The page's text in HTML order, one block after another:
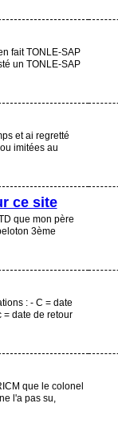
fait TONLE-SAP
un TONLE-SAP
et ai regretté
imitées au
ce site
que mon père
3ème
: - C = date
= date de retour
que le colonel
l'a pas su,